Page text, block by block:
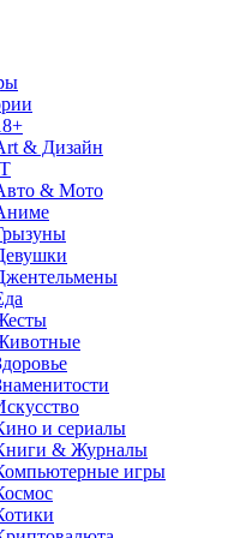
& Дизайн
& Мото
и сериалы
& Журналы
игры